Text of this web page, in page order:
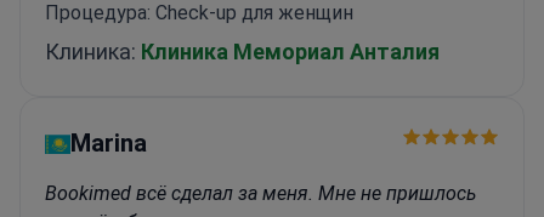
Процедура: Check-up для женщин
Клиника: Клиника Мемориал Анталия
Marina
Bookimed всё сделал за меня. Мне не пришлось